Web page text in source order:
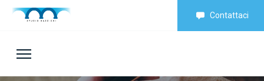
Contattaci